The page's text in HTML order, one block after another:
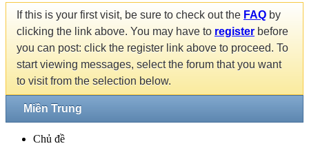
If this is your first visit, be sure to check out the FAQ by
clicking the link above. You may have to register before
you can post: click the register link above to proceed. To
start viewing messages, select the forum that you want
to visit from the selection below.
Miền Trung
Chủ đề